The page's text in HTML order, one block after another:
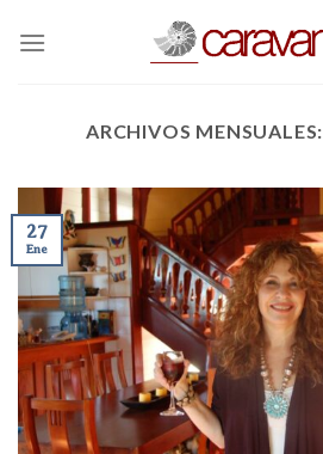
ARCHIVOS MENSUALES:
27
Ene